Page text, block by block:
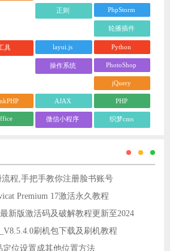
正则 PhpStorm
轮播插件
具 layui.js Python
操作系统 PhotoShop
jQuery
AJAX PHP
微信小程序 织梦cms
流程,手把手教你注册脸书账号
Premium 17激活永久教程
最新版激活码及破解教程更新至2024
刷机包下载及刷机教程
位设置成其他位置方法